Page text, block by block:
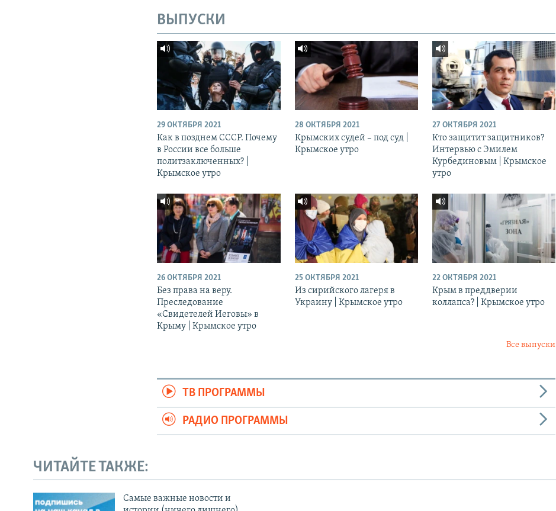
ВЫПУСКИ
29 ОКТЯБРЯ 2021
Как в позднем СССР. Почему
в России все больше
политзаключенных? |
Крымское утро
28 ОКТЯБРЯ 2021
Крымских судей – под суд |
Крымское утро
27 ОКТЯБРЯ 2021
Кто защитит защитников?
Интервью с Эмилем
Курбединовым | Крымское
утро
26 ОКТЯБРЯ 2021
Без права на веру.
Преследование
«Свидетелей Иеговы» в
Крыму | Крымское утро
25 ОКТЯБРЯ 2021
Из сирийского лагеря в
Украину | Крымское утро
22 ОКТЯБРЯ 2021
Крым в преддверии
коллапса? | Крымское утро
Все выпуски
ТВ ПРОГРАММЫ
РАДИО ПРОГРАММЫ
ЧИТАЙТЕ ТАКЖЕ:
Cамые важные новости и